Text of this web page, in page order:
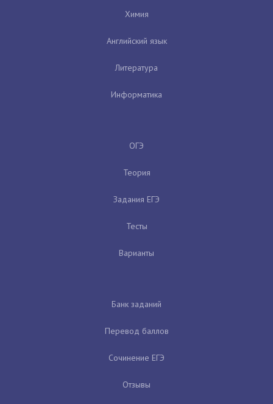
Химия
Английский язык
Литература
Информатика
ОГЭ
Теория
Задания ЕГЭ
Тесты
Варианты
Банк заданий
Перевод баллов
Сочинение ЕГЭ
Отзывы